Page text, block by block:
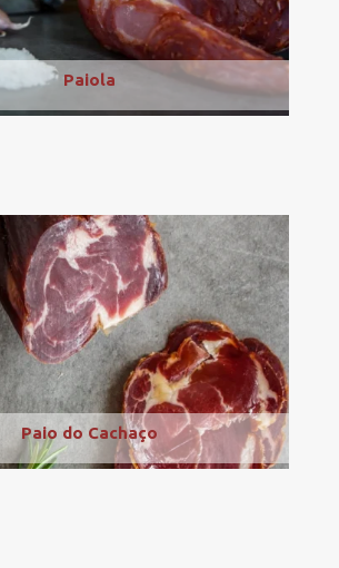
Paiola
Paio do Cachaço